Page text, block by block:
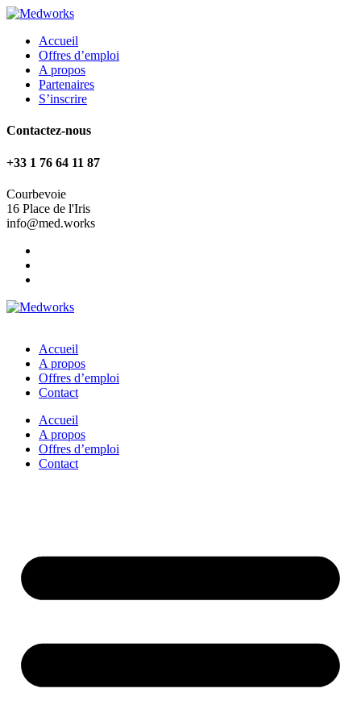
Accueil
Offres d’emploi
A propos
Partenaires
S’inscrire
Contactez-nous
+33 1 76 64 11 87
Courbevoie
16 Place de l'Iris
info@med.works
Accueil
A propos
Offres d’emploi
Contact
Accueil
A propos
Offres d’emploi
Contact